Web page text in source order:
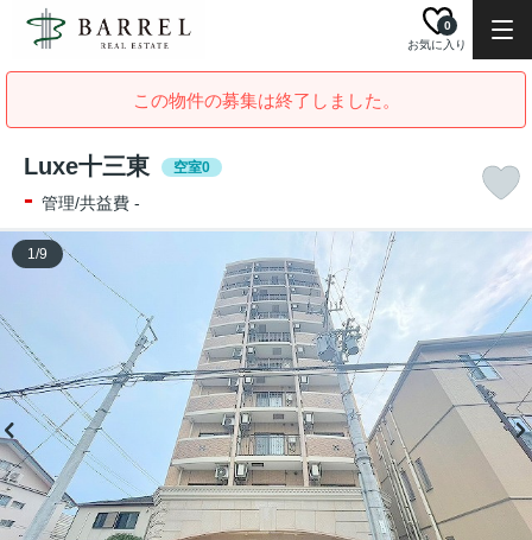
お気に入り
0
この物件の募集は終了しました。
Luxe十三東 空室0
- 管理/共益費 -
1/9